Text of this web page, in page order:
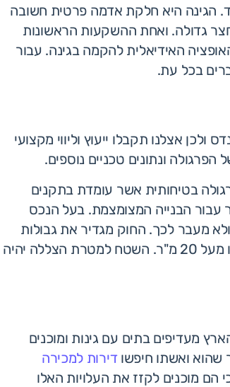
הגינה היא חלקת אדמה פרטית חשובה
גדולה. ואחת ההשקעות הראשונות
האידיאלית להקמה בגינה. עבור
בכל עת.
אישור של מהנדס ולכן אצלנו תקבלו ייעוץ וליווי מקצועי
ונתונים טכניים נוספים.
בטיחותית אשר עומדת בתקנים
הבנייה המצומצמת. בעל הנכס
מעבר לכך. החוק מגדיר את גבולות
שטח הפרגולה שהוא מכסה במקסימום חמישית מהשטח הכללי של החצר או מעל 20 מ"ר. השטח למטרת הצללה יהיה
מעדיפים בתים עם גינות ומוכנים
שהוא ואשתו חיפשודירות למכירה
הם מוכנים לקזז את העלויות האלו